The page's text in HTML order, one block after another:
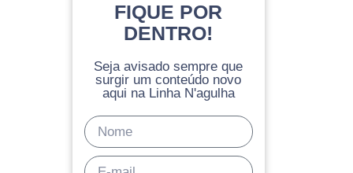
FIQUE POR
DENTRO!
Seja avisado sempre que
surgir um conteúdo novo
aqui na Linha N'agulha